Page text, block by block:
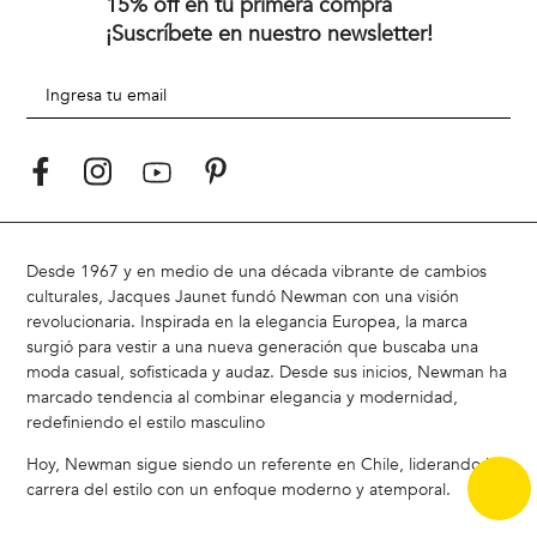
¡Suscríbete en nuestro newsletter!
Desde 1967 y en medio de una década vibrante de cambios
culturales, Jacques Jaunet fundó Newman con una visión
revolucionaria. Inspirada en la elegancia Europea, la marca
surgió para vestir a una nueva generación que buscaba una
moda casual, sofisticada y audaz. Desde sus inicios, Newman ha
marcado tendencia al combinar elegancia y modernidad,
redefiniendo el estilo masculino
Hoy, Newman sigue siendo un referente en Chile, liderando la
carrera del estilo con un enfoque moderno y atemporal.